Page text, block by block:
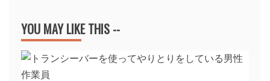
ビ
ゲ
YOU MAY LIKE THIS --